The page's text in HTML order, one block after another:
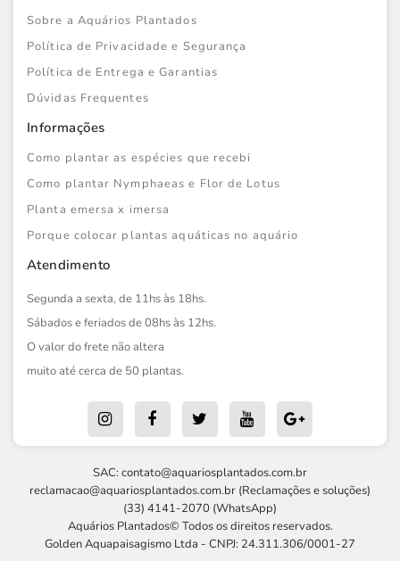
Sobre a Aquários Plantados
Política de Privacidade e Segurança
Política de Entrega e Garantias
Dúvidas Frequentes
Informações
Como plantar as espécies que recebi
Como plantar Nymphaeas e Flor de Lotus
Planta emersa x imersa
Porque colocar plantas aquáticas no aquário
Atendimento
Segunda a sexta, de 11hs às 18hs.
Sábados e feriados de 08hs às 12hs.
O valor do frete não altera
muito até cerca de 50 plantas.
SAC: contato@aquariosplantados.com.br
reclamacao@aquariosplantados.com.br (Reclamações e soluções)
(33) 4141-2070 (WhatsApp)
Aquários Plantados© Todos os direitos reservados.
Golden Aquapaisagismo Ltda - CNPJ: 24.311.306/0001-27